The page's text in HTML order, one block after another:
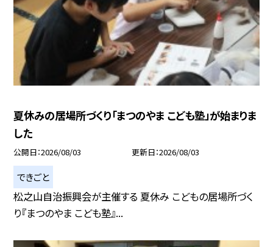
夏休みの居場所づくり「まつのやま こども塾」が始まりま
した
公開日 2026/08/03 更新日 2026/08/03
できごと
松之山自治振興会が主催する 夏休み こどもの居場所づく
り『まつのやま こども塾』...